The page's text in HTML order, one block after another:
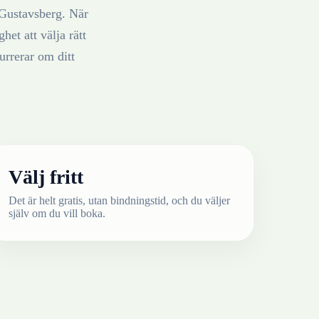
. När
att välja rätt
om ditt
Välj fritt
Det är helt gratis, utan bindningstid, och du väljer
själv om du vill boka.